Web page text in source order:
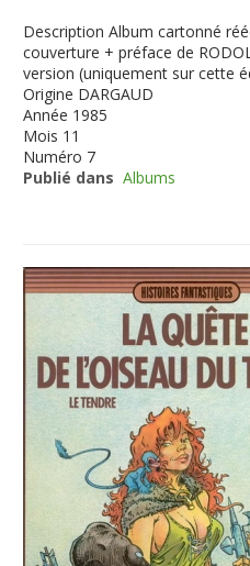
Description Album cartonné
couverture + préface de
version (uniquement sur cette
Origine DARGAUD
Année 1985
Mois 11
Numéro 7
Publié dans Albums